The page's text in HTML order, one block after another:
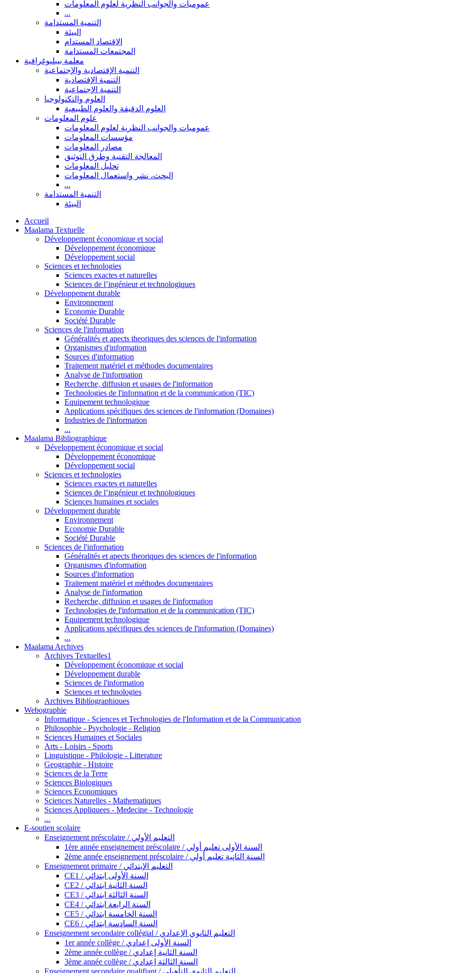
عموميات والجوانب النظرية لعلوم المعلومات
...
التنمية المستدامة
البيئة
الاقتصاد المستدام
المجتمعات المستدامة
معلمة بيبليوغرافية
التنمية الإقتصادية والإجتماعية
التنمية الإقتصادية
التنمية الإجتماعية
العلوم والتكنولوجيا
العلوم الدقيقة والعلوم الطبيعية
علوم المعلومات
عموميات والجوانب النظرية لعلوم المعلومات
مؤسسات المعلومات
مصادر المعلومات
المعالجة التقنية وطرق التوثيق
تحليل المعلومات
البحث، نشر واستعمال المعلومات
...
التنمية المستدامة
البيئة
Accueil
Maalama Textuelle
Développement économique et social
Développement économique
Développement social
Sciences et technologies
Sciences exactes et naturelles
Sciences de l’ingénieur et technologiques
Développement durable
Environnement
Economie Durable
Société Durable
Sciences de l'information
Généralités et apects theoriques des sciences de l'information
Organismes d'information
Sources d'information
Traitement matériel et méthodes documentaires
Analyse de l'information
Recherche, diffusion et usages de l'information
Technologies de l'information et de la communication (TIC)
Equipement technologique
Applications spécifiques des sciences de l'information (Domaines)
Industries de l'information
...
Maalama Bibliographique
Développement économique et social
Développement économique
Développement social
Sciences et technologies
Sciences exactes et naturelles
Sciences de l’ingénieur et technologiques
Sciences humaines et sociales
Développement durable
Environnement
Economie Durable
Société Durable
Sciences de l'information
Généralités et apects theoriques des sciences de l'information
Organismes d'information
Sources d'information
Traitement matériel et méthodes documentaires
Analyse de l'information
Recherche, diffusion et usages de l'information
Technologies de l'information et de la communication (TIC)
Equipement technologique
Applications spécifiques des sciences de l'information (Domaines)
...
Maalama Archives
Archives Textuelles1
Développement économique et social
Développement durable
Sciences de l'information
Sciences et technologies
Archives Bibliographiques
Webographie
Informatique - Sciences et Technologies de l'Information et de la Communication
Philosophie - Psychologie - Religion
Sciences Humaines et Sociales
Arts - Loisirs - Sports
Linguistique - Philologie - Litterature
Geographie - Histoire
Sciences de la Terre
Sciences Biologiques
Sciences Economiques
Sciences Naturelles - Mathematiques
Sciences Appliquees - Medecine - Technologie
...
E-soutien scolaire
Enseignement préscolaire / التعليم الأولي
1ère année enseignement préscolaire / السنة الأولى تعليم أولي
2ème année enseignement préscolaire / السنة الثانية تعليم أولي
Enseignement primaire / التعليم الإبتدائي
CE1 / السنة الأولى ابتدائي
CE2 / السنة الثانية ابتدائي
CE3 / السنة الثالثة ابتدائي
CE4 / السنة الرابعة ابتدائي
CE5 / السنة الخامسة ابتدائي
CE6 / السنة السادسة ابتدائي
Enseignement secondaire collégial / التعليم الثانوي الإعدادي
1er année collège / السنة الأولى إعدادي
2ème année collège / السنة الثانية إعدادي
3ème année collège / السنة الثالثة إعدادي